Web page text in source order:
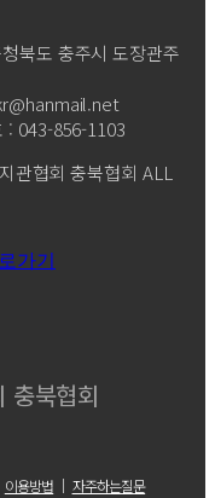
북도 충주시 도장관주
: 043-856-1103
관협회 충북협회 ALL
충북협회
이용방법 ｜ 자주하는질문